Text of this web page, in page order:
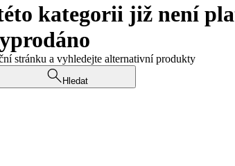
kategorii již není
stránku a vyhledejte alternativní produkty
Hledat